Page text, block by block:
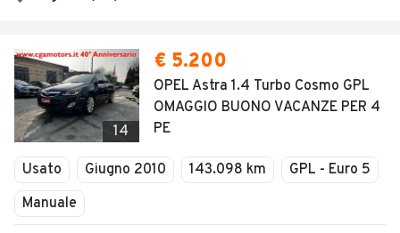
14
€ 5.200
OPEL Astra 1.4 Turbo Cosmo GPL
OMAGGIO BUONO VACANZE PER 4
PE
Usato Giugno 2010 143.098 km
GPL - Euro 5
Manuale